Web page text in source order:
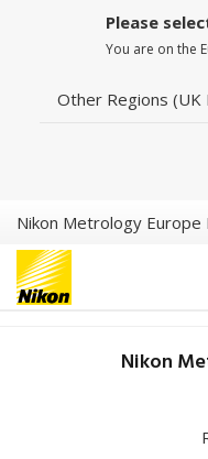
Please
You are on the
Nikon Metrology Europe
39 rue
Nikon